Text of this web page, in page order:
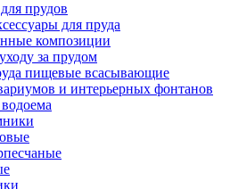
прудов
для пруда
композиции
за прудом
пищевые всасывающие
и интерьерных фонтанов